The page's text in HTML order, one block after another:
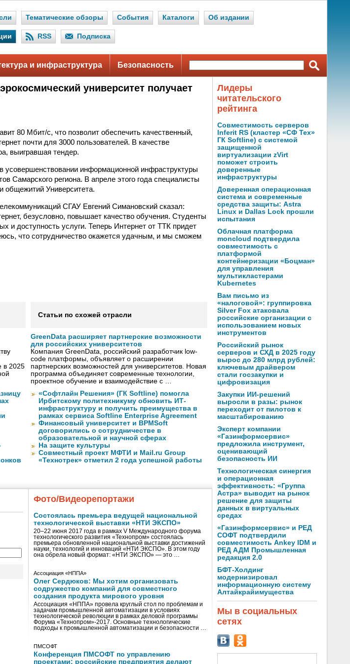
Тематические обзоры События Каталоги Об издании
RSS Подписка
и инфраструктура Безопасность
университет получает
80 Мбит/с, что позволит обеспечить качественный,
почти для 3000 пользователей. В качестве
выигравшая тендер.
информационной инфраструктуры
Самарского региона. В апреле этого года специалисты
общежитий Университета.
СГАУ Евгений Симановский сказал:
безусловно, повышает качество обучения. Студенты
и доступность услуги. Теперь Интернет от ТТК придет
что сотрудничество окажется удачным, и мы сможем
в 2025
Статьи по схожей отрасли
GreenData расширяет партнерские возможности
для российских университетов
Компания GreenData, российский разработчик low-
code платформы, объявляет о расширении
партнерских возможностей для университетов. Новая
программа объединяет современные технологии,
проектное обучение и взаимодействие с …
«Софтлайн Решения» (ГК Softline) помогла
Ирбитскому политехникуму обновить ИТ-
инфраструктуру и получить преимущества в
рамках сервиса Softline Enterprise Agreement
Финансовый университет и BPMSoft
договорились о сотрудничестве в
образовательной и научной сферах
На защите культуры
Совместный проект МФТИ и Mail.ru Group
«Технотрек» отметил 2 года успешной работы
Фото/Видеорепортажи
Состоялась премьера ведущей национальной
технологической выставки «НТИ ЭКСПО»
20–22 июня 2017 года в рамках V Международного форума
технологического развития «Технопром» состоялась
премьера обновленной национальной выставки достижений
науки, технологий и инноваций «НТИ ЭКСПО». В этом году
она обрела новый формат: «НТИ ЭКСПО» — это …
Ассоциация «НППА»
Олег Сердюков: Мы хотим организовать
содружество компаний для совместного
создания продукта мирового уровня
Ассоциация «НППА» провела круглый стол по проблемам и
задачам промышленной автоматизации в условиях
технологической революции в рамках деловой программы
Форума «Технопром»-2017. Основные технологические
подходы к промышленной автоматизации и безопасности …
ПМСОФТ
Конференция ПМСОФТ по управлению
проектами: российские предприятия делают
Лидеры
читательского
рейтинга
Совместимость серверов
Inferit RS (кластер «СФ Тех»
ГК Softline) с системой
защищенной
виртуализации zVirt
поможет строить
доверенные
инфраструктуры
Доверенная операционная
система и современные
средства защиты: Astra
Linux и Dallas Lock прошли
испытания
Облачная платформа
moncloud подтвердила
совместимость с
платформой
контейнеризации «Боцман»
для управления
мультикластерами
Kubernetes
Вам письмо из
«налоговой»: группировка
Silver Fox атаковала
российские организации с
использованием новых
инструментов
Российский рынок
серверов и СХД в 2025 году
вырос до 280 млрд рублей:
ключевым драйвером
стали госзакупки и
цифровизация
Закупки ИИ-решений
выросли в разы: рынок
переходит от пилотов к
масштабированию
Эксперт компании
«Газинформсервис»
предложила инструмент,
оценивающий
безопасность ИИ
Технологическая синергия
и операционная
эффективность: «Группа
Астра» выводит на рынок
решение для защиты
данных в виртуальных
средах
«Газинформсервис» и РЕД
СОФТ подтвердили
совместимость Ankey IDM и
РЕД АДМ Промышленная
редакция 2.0
БФТ-Холдинг
модернизировал
информационную систему
Алтайкрайимущества
Мы в социальных
сетях